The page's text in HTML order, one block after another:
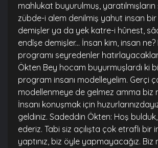
mahlukat buyurulmuş, yaratılmışların
zübde-i alem denilmiş yahut insan
demişler ya da yek katre-i hûnest,
endîşe demişler... İnsan kim, insan
programı seyredenler
Ökten Bey hocam buyurmuşlardı ki
program insanı modelleyelim. Gerçi
modellenmeye de gelmez amma biz
İnsanı konuşmak için
geldiniz. Sadeddin Ökten: Hoş
ederiz. Tabi siz açılışta çok etraflı bir
yaptınız, biz öyle yapmayacağız. Biz